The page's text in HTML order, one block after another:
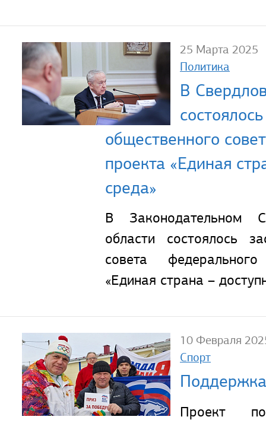
25 Марта 2025
Политика
В
общественного
проекта «Единая
среда»
В Законодательном
области состоялось
совета
«Единая страна –
10 Февраля
Спорт
Проект